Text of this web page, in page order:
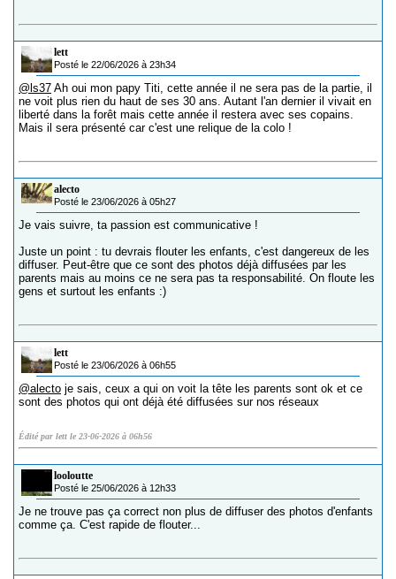
lett
Posté le 22/06/2026 à 23h34
@ls37 Ah oui mon papy Titi, cette année il ne sera pas de la partie, il
ne voit plus rien du haut de ses 30 ans. Autant l'an dernier il vivait en
liberté dans la forêt mais cette année il restera avec ses copains.
Mais il sera présenté car c'est une relique de la colo !
alecto
Posté le 23/06/2026 à 05h27
Je vais suivre, ta passion est communicative !
Juste un point : tu devrais flouter les enfants, c'est dangereux de les
diffuser. Peut-être que ce sont des photos déjà diffusées par les
parents mais au moins ce ne sera pas ta responsabilité. On floute les
gens et surtout les enfants :)
lett
Posté le 23/06/2026 à 06h55
@alecto je sais, ceux a qui on voit la tête les parents sont ok et ce
sont des photos qui ont déjà été diffusées sur nos réseaux
Édité par lett le 23-06-2026 à 06h56
looloutte
Posté le 25/06/2026 à 12h33
Je ne trouve pas ça correct non plus de diffuser des photos d'enfants
comme ça. C'est rapide de flouter...